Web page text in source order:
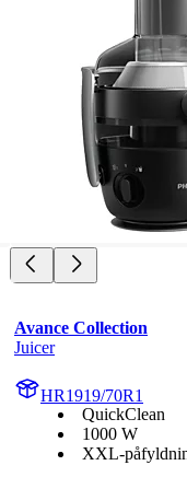
Avance Collection
Juicer
HR1919/70R1
QuickClean
1000 W
XXL-